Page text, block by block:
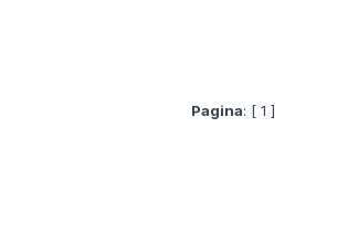
Pagina: [ 1 ]